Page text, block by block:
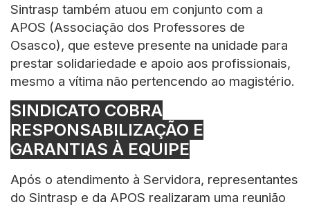
Sintrasp também atuou em conjunto com a
APOS (Associação dos Professores de
Osasco), que esteve presente na unidade para
prestar solidariedade e apoio aos profissionais,
mesmo a vítima não pertencendo ao magistério.
SINDICATO COBRA
RESPONSABILIZAÇÃO E
GARANTIAS À EQUIPE
Após o atendimento à Servidora, representantes
do Sintrasp e da APOS realizaram uma reunião